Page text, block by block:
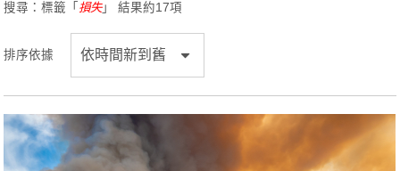
搜尋：標籤「 損失」 結果約17項
排序依據